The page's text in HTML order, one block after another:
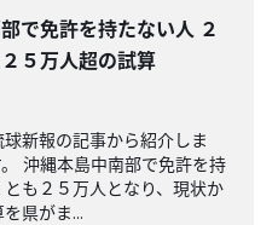
で免許を持たない人 ２
５万人超の試算
新報の記事から紹介しま
沖縄本島中南部で免許を持
も２５万人となり、現状か
県がま...